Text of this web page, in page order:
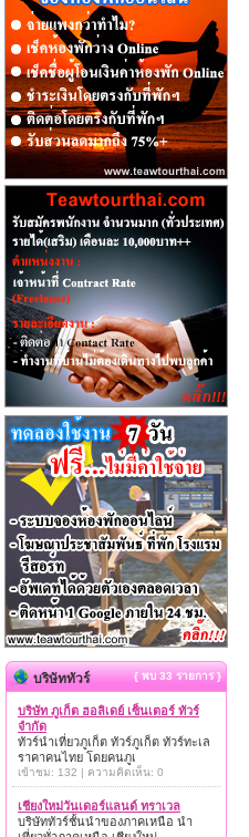
บริษัททัวร์ { พบ 33 รายการ }
บริษัท ภูเก็ต ฮอลิเดย์ เซ็นเตอร์ ทัวร์
จำกัด
ทัวร์นำเที่ยวภูเก็ต ทัวร์ภูเก็ต ทัวร์ทะเล
ราคาคนไทย โดยคนภูเ
เข้าชม: 132 | ความคิดเห็น: 0
เชียงใหม่วันเดอร์แลนด์ ทราเวล
บริษัททัวร์ชั้นนำของภาคเหนือ นำ